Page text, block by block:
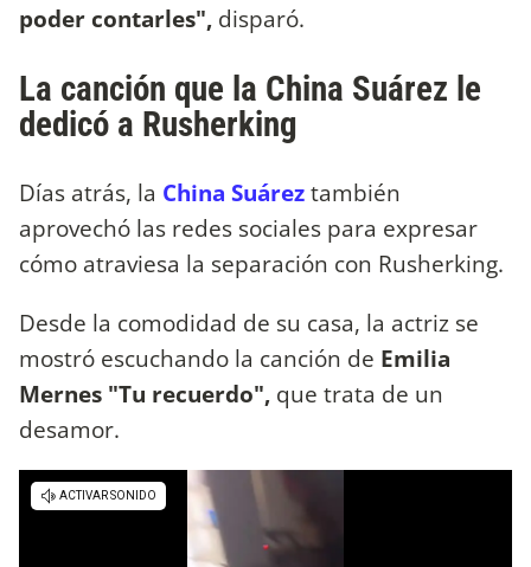
poder contarles", disparó.
La canción que la China Suárez le
dedicó a Rusherking
Días atrás, la China Suáreztambién
aprovechó las redes sociales para expresar
cómo atraviesa la separación con Rusherking.
Desde la comodidad de su casa, la actriz se
mostró escuchando la canción de Emilia
Mernes "Tu recuerdo", que trata de un
desamor.